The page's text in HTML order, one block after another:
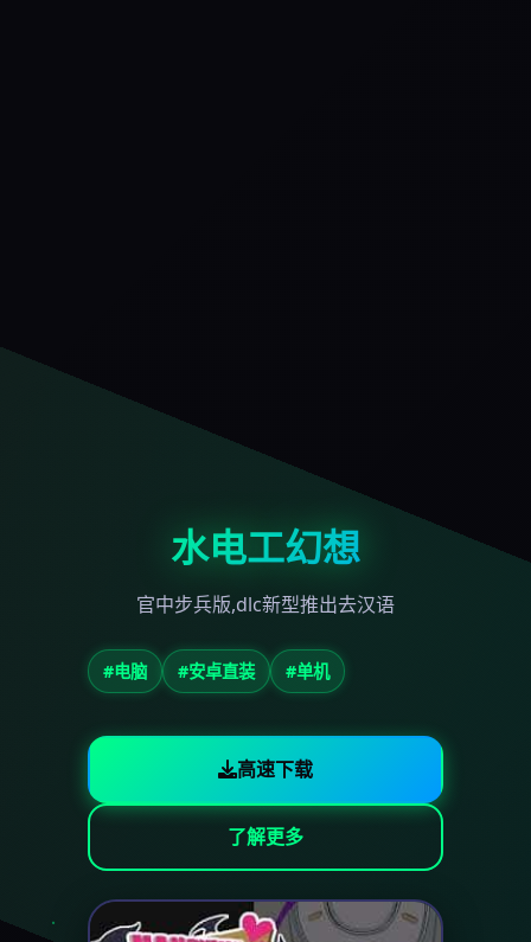
水电工幻想
官中步兵版,dlc新型推出去汉语
#电脑 #安卓直装 #单机
高速下载
了解更多